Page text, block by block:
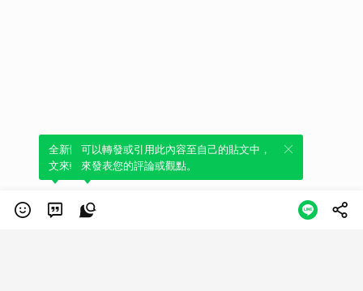
全新體驗！一鍵引用此內容，透過發布貼
文來輕鬆表達個人立場。
可以轉發或引用此內容至自己的貼文中，
來發表您的評論或觀點。